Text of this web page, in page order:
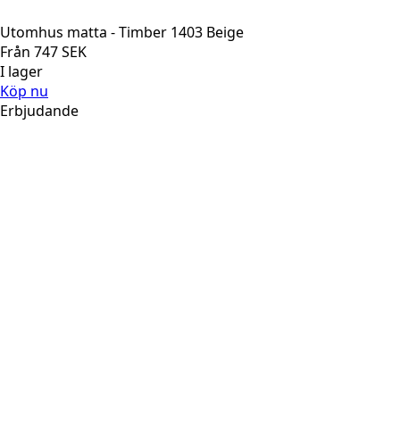
Utomhus matta - Timber 1403 Beige
Från 747SEK
I lager
Köp nu
Erbjudande